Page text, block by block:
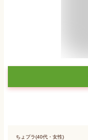
ちょプラ(40代・女性)